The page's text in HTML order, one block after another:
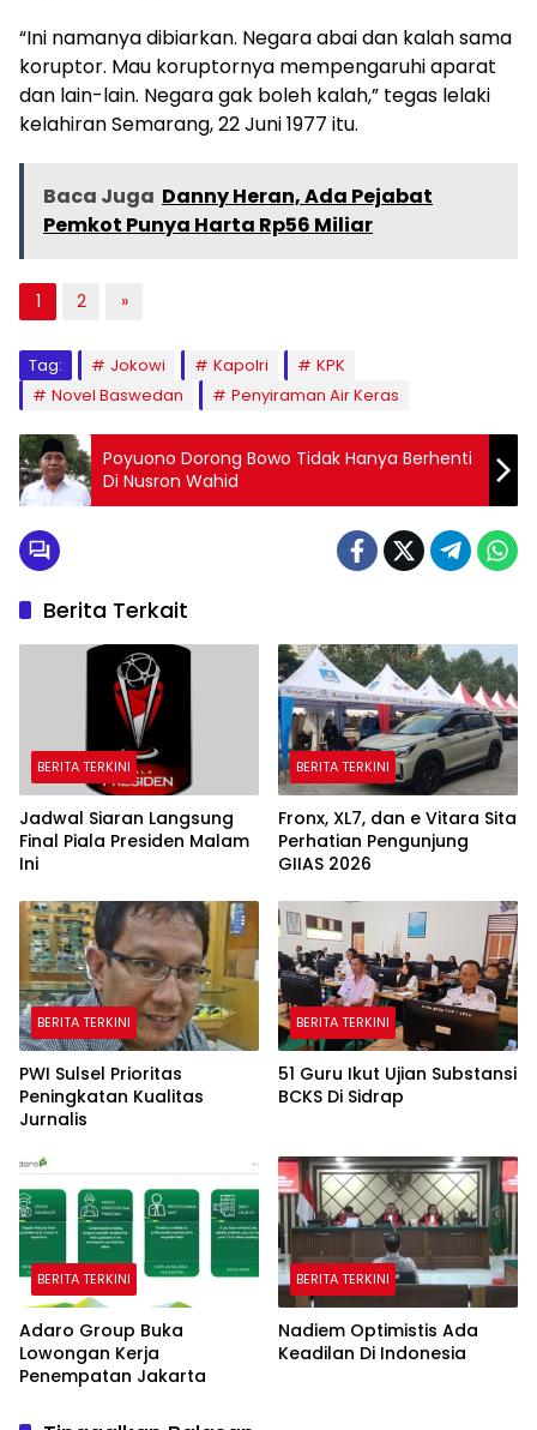
“Ini namanya dibiarkan. Negara abai dan kalah sama
koruptor. Mau koruptornya mempengaruhi aparat
dan lain-lain. Negara gak boleh kalah,” tegas lelaki
kelahiran Semarang, 22 Juni 1977 itu.
Baca Juga Danny Heran, Ada Pejabat
Pemkot Punya Harta Rp56 Miliar
1 2 »
Tag: Jokowi Kapolri
KPK
Novel Baswedan
Penyiraman Air Keras
Poyuono Dorong Bowo Tidak Hanya Berhenti
Di Nusron Wahid
Berita Terkait
BERITA TERKINI
Jadwal Siaran Langsung
Final Piala Presiden Malam
Ini
BERITA TERKINI
Fronx, XL7, dan e Vitara Sita
Perhatian Pengunjung
GIIAS 2026
BERITA TERKINI
PWI Sulsel Prioritas
Peningkatan Kualitas
Jurnalis
BERITA TERKINI
51 Guru Ikut Ujian Substansi
BCKS Di Sidrap
BERITA TERKINI
Adaro Group Buka
Lowongan Kerja
Penempatan Jakarta
BERITA TERKINI
Nadiem Optimistis Ada
Keadilan Di Indonesia